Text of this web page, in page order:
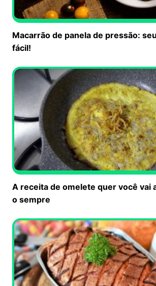
Macarrão de panela de pressão:
fácil!
A receita de omelete quer você vai
o sempre